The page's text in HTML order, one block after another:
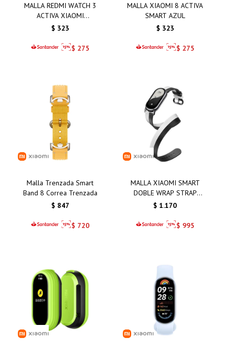
MALLA REDMI WATCH 3
ACTIVA XIAOMI
AMARILLO
$ 323
$ 275
MALLA XIAOMI 8 ACTIVA
SMART AZUL
$ 323
$ 275
Malla Trenzada Smart
Band 8 Correa Trenzada
$ 847
$ 720
MALLA XIAOMI SMART
DOBLE WRAP STRAP
BLANCA Y NEGRA
$ 1.170
$ 995